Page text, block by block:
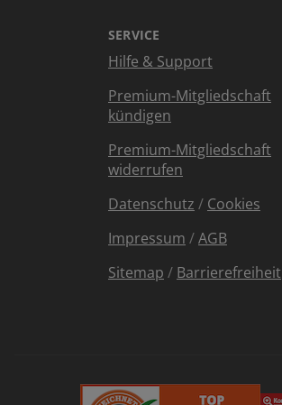
SERVICE
Hilfe & Support
Premium-Mitgliedschaft
kündigen
Premium-Mitgliedschaft
widerrufen
Datenschutz / Cookies
Impressum /AGB
Sitemap / Barrierefreiheit